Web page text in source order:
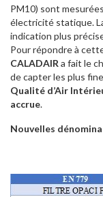
PM10) sont
électricité statique.
indication plus
Pour répondre à
CALADAIR a fait le
de capter les plus
Qualité d’Air
accrue.
Nouvelles